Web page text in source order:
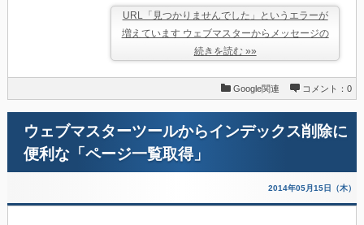
URL「見つかりませんでした」というエラーが
増えています ウェブマスターからメッセージの
続きを読む »»
Google関連 コメント：0
ウェブマスターツールからインデックス削除に
便利な「ページ一覧取得」
2014年05月15日（木）